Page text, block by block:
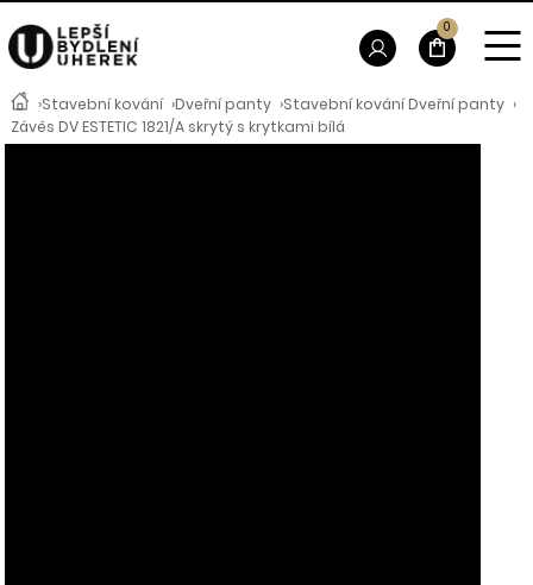
›Stavební kování ›Dveřní panty ›Stavební kování Dveřní panty ›
Závěs DV ESTETIC 1821/A skrytý s krytkami bílá
0